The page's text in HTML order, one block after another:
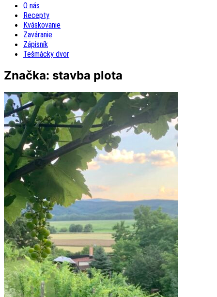
O nás
Recepty
Kváskovanie
Zaváranie
Zápisník
Tešmácky dvor
Značka: stavba plota